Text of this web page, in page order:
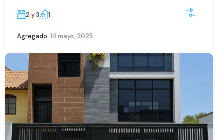
2 y 3 1
Agregado: 14 mayo, 2025